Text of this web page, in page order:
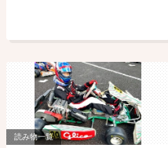
読み物一覧